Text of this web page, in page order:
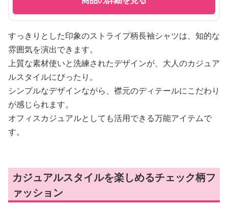
すっきりとした印象のストライプ柄長袖シャツは、知的な
雰囲気を演出できます。
上質な素材使いと洗練されたデザインが、大人のカジュア
ルスタイルにぴったり。
シンプルなデザインながら、襟元のディテールにこだわり
が感じられます。
オフィスカジュアルとしても活用できる万能アイテムで
す。
カジュアルスタイルを楽しめるチェック柄フ
ァッション